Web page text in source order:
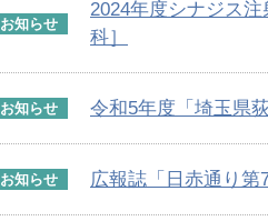
お知らせ
2024年度シナジス
科］
お知らせ 令和5年度「埼玉県
お知らせ 広報誌「日赤通り第